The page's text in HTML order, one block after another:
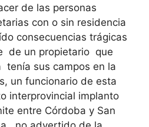
de las personas
con o sin residencia
consecuencias trágicas
de un propietario que
tenía sus campos en la
un funcionario de esta
interprovincial implanto
entre Córdoba y San